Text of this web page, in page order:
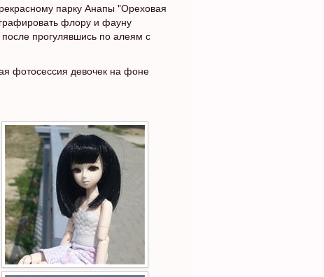
парку Анапы "Ореховая
флору и фауну
прогулявшись по алеям с
фотосессия девочек на фоне